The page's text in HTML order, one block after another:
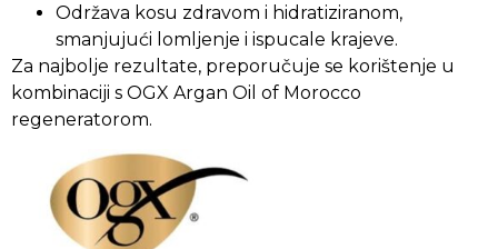
Održava kosu zdravom i hidratiziranom,
smanjujući lomljenje i ispucale krajeve.
Za najbolje rezultate, preporučuje se korištenje u
kombinaciji s OGX Argan Oil of Morocco
regeneratorom.